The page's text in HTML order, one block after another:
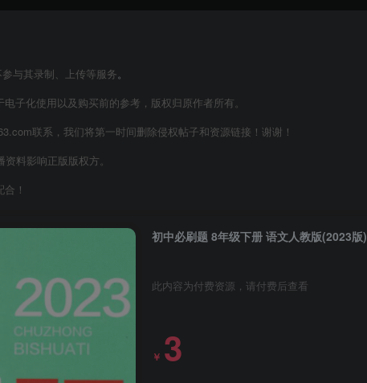
与其录制、上传等服务。
子化使用以及购买前的参考，版权归原作者所有。
联系，我们将第一时间删除侵权帖子和资源链接！谢谢！
料影响正版版权方。
！
初中必刷题 8年级下册 语文人教版(2023版)
此内容为付费资源，请付费后查看
￥ 3